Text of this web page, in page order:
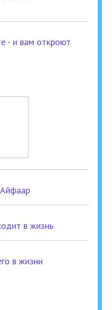
- и вам откроют
в жизнь
в жизни